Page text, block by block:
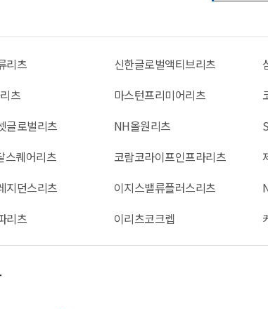
리츠 신한글로벌액티브리츠
츠
마스턴프리미어리츠
글로벌리츠
NH올원리츠
스퀘어리츠
코람코라이프인프라리츠
지던스리츠
이지스밸류플러스리츠
리츠
이리츠코크렙